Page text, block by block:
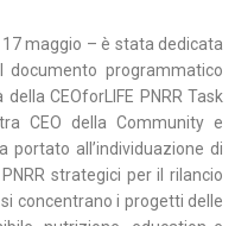
17 maggio – è stata dedicata
documento programmatico
CEOforLIFE PNRR Task
CEO della Community e
portato all’individuazione di
strategici per il rilancio
concentrano i progetti delle